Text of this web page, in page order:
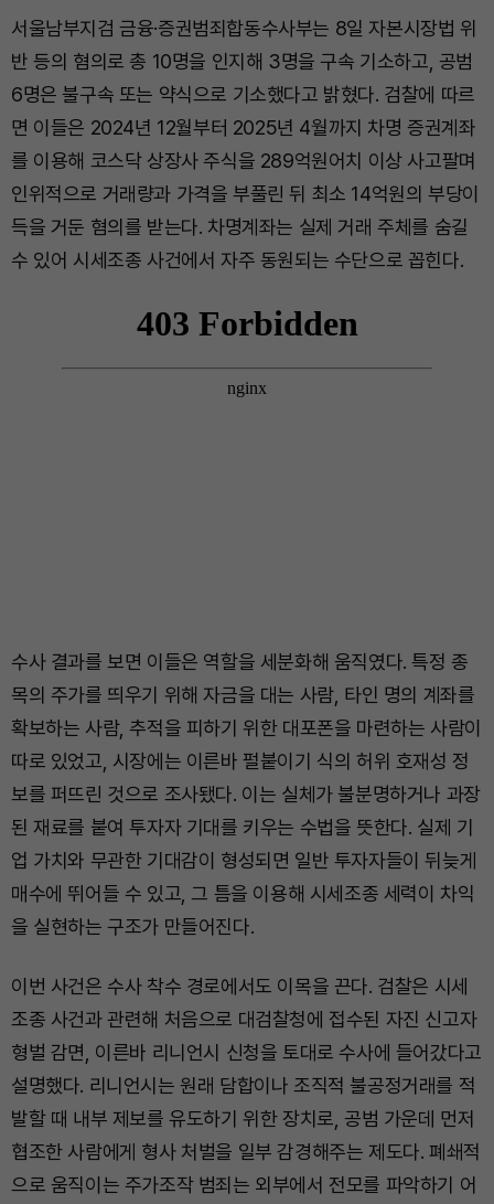
서울남부지검 금융·증권범죄합동수사부는 8일 자본시장법 위
반 등의 혐의로 총 10명을 인지해 3명을 구속 기소하고, 공범
6명은 불구속 또는 약식으로 기소했다고 밝혔다. 검찰에 따르
면 이들은 2024년 12월부터 2025년 4월까지 차명 증권계좌
를 이용해 코스닥 상장사 주식을 289억원어치 이상 사고팔며
인위적으로 거래량과 가격을 부풀린 뒤 최소 14억원의 부당이
득을 거둔 혐의를 받는다. 차명계좌는 실제 거래 주체를 숨길
수 있어 시세조종 사건에서 자주 동원되는 수단으로 꼽힌다.
수사 결과를 보면 이들은 역할을 세분화해 움직였다. 특정 종
목의 주가를 띄우기 위해 자금을 대는 사람, 타인 명의 계좌를
확보하는 사람, 추적을 피하기 위한 대포폰을 마련하는 사람이
따로 있었고, 시장에는 이른바 펄붙이기 식의 허위 호재성 정
보를 퍼뜨린 것으로 조사됐다. 이는 실체가 불분명하거나 과장
된 재료를 붙여 투자자 기대를 키우는 수법을 뜻한다. 실제 기
업 가치와 무관한 기대감이 형성되면 일반 투자자들이 뒤늦게
매수에 뛰어들 수 있고, 그 틈을 이용해 시세조종 세력이 차익
을 실현하는 구조가 만들어진다.
이번 사건은 수사 착수 경로에서도 이목을 끈다. 검찰은 시세
조종 사건과 관련해 처음으로 대검찰청에 접수된 자진 신고자
형벌 감면, 이른바 리니언시 신청을 토대로 수사에 들어갔다고
설명했다. 리니언시는 원래 담합이나 조직적 불공정거래를 적
발할 때 내부 제보를 유도하기 위한 장치로, 공범 가운데 먼저
협조한 사람에게 형사 처벌을 일부 감경해주는 제도다. 폐쇄적
으로 움직이는 주가조작 범죄는 외부에서 전모를 파악하기 어